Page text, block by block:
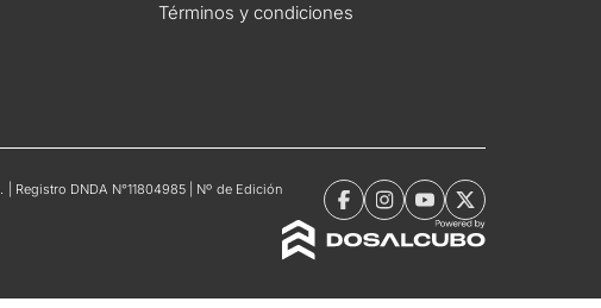
Términos y condiciones
Registro DNDA N°11804985 | Nº de Edición